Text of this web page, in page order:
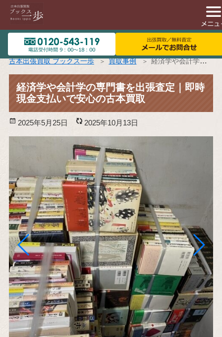
古本出張買取 ブックス一歩 買取事例 経済学や会計学の専門書を出張査定｜即時現金支払いで安心の古本買取
経済学や会計学の専門書を出張査定｜即時
現金支払いで安心の古本買取
投
稿
2025年5月25日
更
新
日:
2025年10月13日